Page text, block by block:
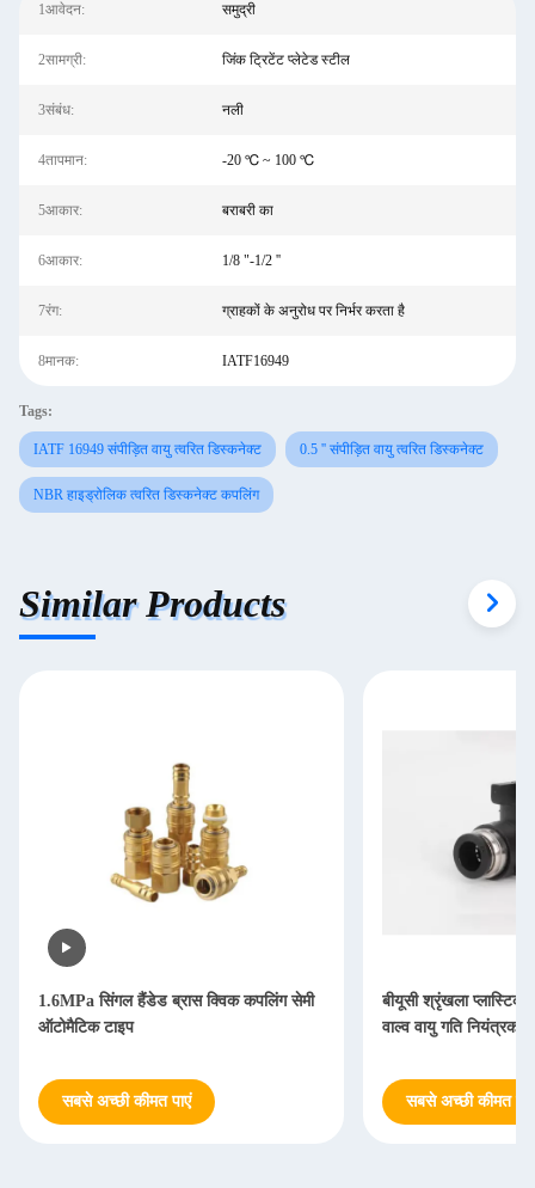
1आवेदन: समुद्री
2सामग्री: जिंक ट्रिटेंट प्लेटेड स्टील
3संबंध: नली
4तापमान: -20 ℃ ~ 100 ℃
5आकार: बराबरी का
6आकार: 1/8 "-1/2 ''
7रंग: ग्राहकों के अनुरोध पर निर्भर करता है
8मानक: IATF16949
Tags:
IATF 16949 संपीड़ित वायु त्वरित डिस्कनेक्ट 0.5 '' संपीड़ित वायु त्वरित डिस्कनेक्ट
NBR हाइड्रोलिक त्वरित डिस्कनेक्ट कपलिंग
Similar Products
1.6MPa सिंगल हैंडेड ब्रास क्विक कपलिंग सेमी
ऑटोमैटिक टाइप
सबसे अच्छी कीमत पाएं
बीयूसी श्रृंखला प्लास्टिक
वाल्व वायु गति नियंत्रक
सबसे अच्छी कीमत पाएं